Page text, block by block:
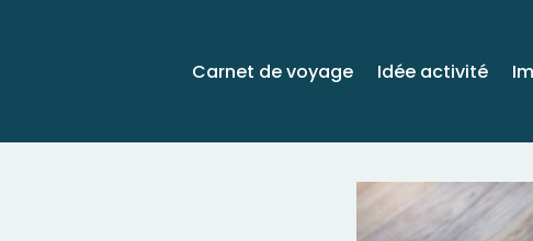
Carnet de voyage Idée activité